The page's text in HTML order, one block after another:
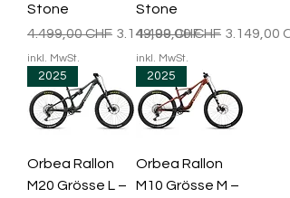
Stone
Standardpreis
4.499,00 CHF Sale-Preis
3.149,00 CHF
inkl. MwSt.
Stone
Standardpreis
4.499,00 CHF Sale-Preis
3.149,00
inkl. MwSt.
2025
Orbea Rallon
M20 Grösse L –
2025
Orbea Rallon
M10 Grösse M –